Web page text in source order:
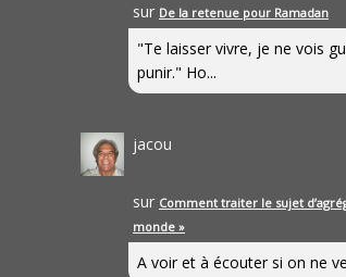
sur De la retenue pour Ramadan
"Te laisser vivre, je ne vois
punir." Ho...
jacou
sur Comment traiter le sujet
monde »
A voir et à écouter si on ne